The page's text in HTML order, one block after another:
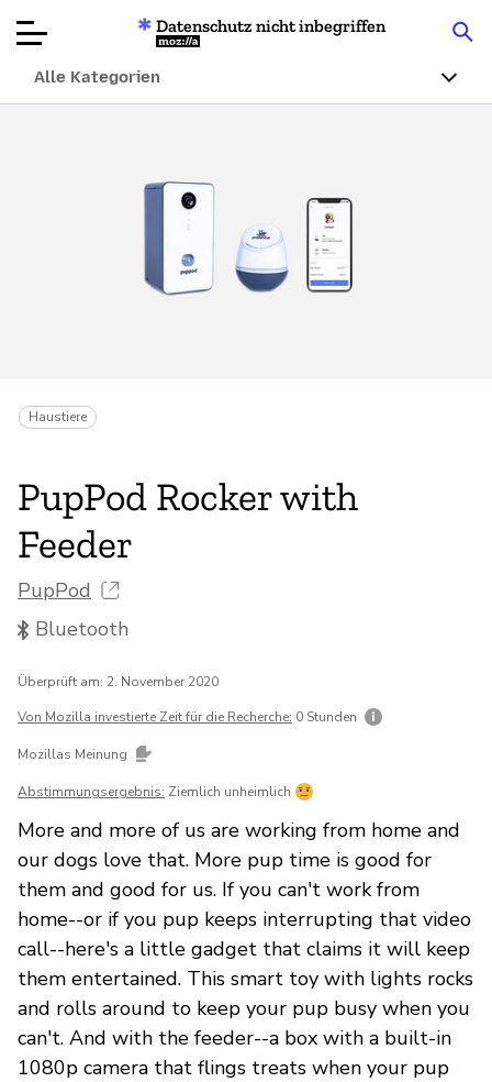
Artikel
Über
Spenden
Datenschutz nicht inbegriffen
Mozilla
Alle Kategorien
Haustiere
PupPod Rocker with
Feeder
PupPod
Bluetooth
Überprüft am: 2. November 2020
Von Mozilla investierte Zeit für die Recherche: 0 Stunden
Mozillas Meinung
Abstimmungsergebnis: Ziemlich unheimlich
More and more of us are working from home and
our dogs love that. More pup time is good for
them and good for us. If you can't work from
home--or if you pup keeps interrupting that video
call--here's a little gadget that claims it will keep
them entertained. This smart toy with lights rocks
and rolls around to keep your pup busy when you
can't. And with the feeder--a box with a built-in
1080p camera that flings treats when your pup